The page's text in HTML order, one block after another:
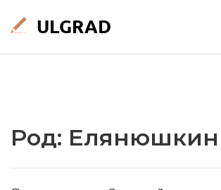
Род: Елянюшкин